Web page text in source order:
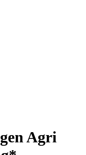
Agri